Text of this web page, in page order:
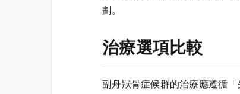
劃。
治療選項比較
副舟狀骨症候群的治療應遵循